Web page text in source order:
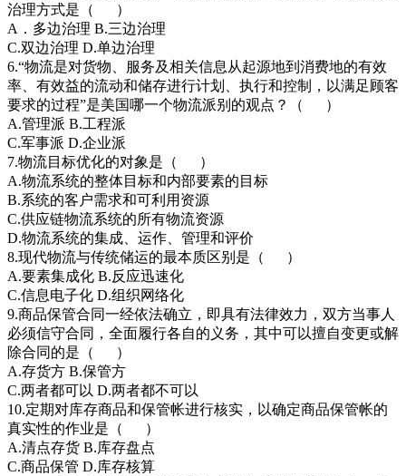
治理方式是（ ）
A．多边治理 B.三边治理
C.双边治理 D.单边治理
6.“物流是对货物、服务及相关信息从起源地到消费地的有效
率、有效益的流动和储存进行计划、执行和控制，以满足顾客
要求的过程”是美国哪一个物流派别的观点？（ ）
A.管理派 B.工程派
C.军事派 D.企业派
7.物流目标优化的对象是（ ）
A.物流系统的整体目标和内部要素的目标
B.系统的客户需求和可利用资源
C.供应链物流系统的所有物流资源
D.物流系统的集成、运作、管理和评价
8.现代物流与传统储运的最本质区别是（ ）
A.要素集成化 B.反应迅速化
C.信息电子化 D.组织网络化
9.商品保管合同一经依法确立，即具有法律效力，双方当事人
必须信守合同，全面履行各自的义务，其中可以擅自变更或解
除合同的是（ ）
A.存货方 B.保管方
C.两者都可以 D.两者都不可以
10.定期对库存商品和保管帐进行核实，以确定商品保管帐的
真实性的作业是（ ）
A.清点存货 B.库存盘点
C.商品保管 D.库存核算